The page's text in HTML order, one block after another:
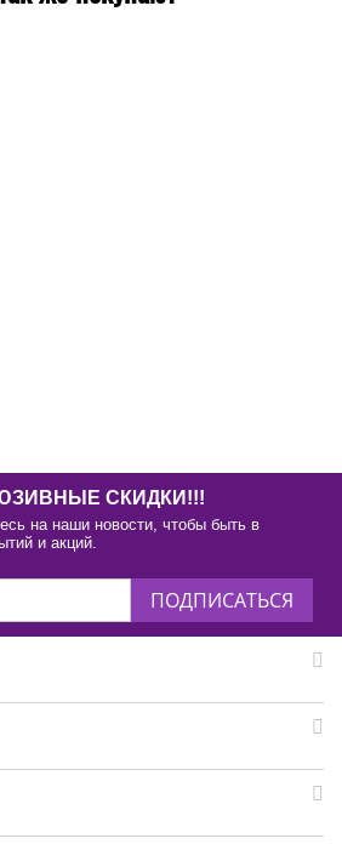
СКИДКИ!!!
на наши новости, чтобы быть в
и акций.
ПОДПИСАТЬСЯ